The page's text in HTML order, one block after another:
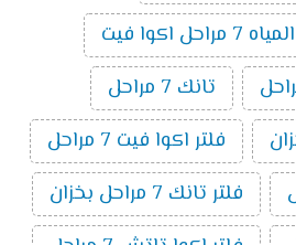
اكوا فيت
تانك 7 مراحل
فلتر اكوا فيت 7 مراحل
فلتر تانك 7 مراحل بخزان